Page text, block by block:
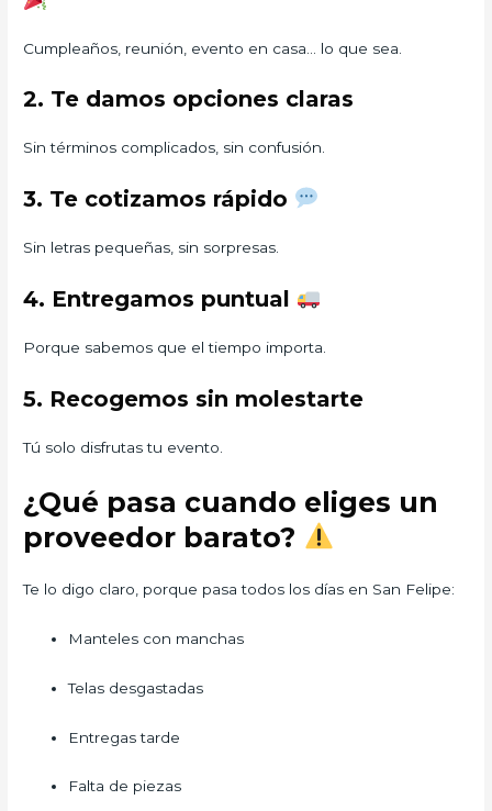
Cumpleaños, reunión, evento en casa… lo que sea.
2. Te damos opciones claras
Sin términos complicados, sin confusión.
3. Te cotizamos rápido
Sin letras pequeñas, sin sorpresas.
4. Entregamos puntual
Porque sabemos que el tiempo importa.
5. Recogemos sin molestarte
Tú solo disfrutas tu evento.
¿Qué pasa cuando eliges un
proveedor barato?
Te lo digo claro, porque pasa todos los días en San Felipe:
Manteles con manchas
Telas desgastadas
Entregas tarde
Falta de piezas